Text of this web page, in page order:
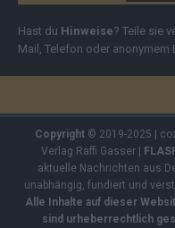
Hast du Hinweise? Teile sie
Mail, Telefon oder anonymem
Copyright© 2019-2025 |
Verlag Raffi Gasser |
aktuelle Nachrichten aus
unabhängig, fundiert und
Alle Inhalte auf dieser
sind urheberrechtlich